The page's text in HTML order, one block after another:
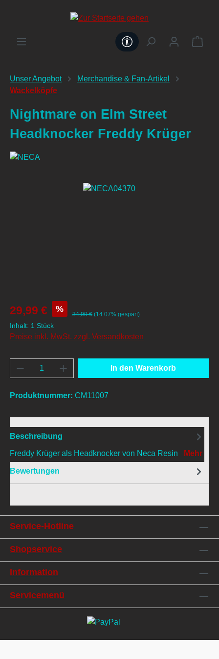
Werkzeugleiste
Unser Angebot
Merchandise & Fan-Artikel
Wackelköpfe
Nightmare on Elm Street
Headknocker Freddy Krüger
Bildergalerie überspringen
29,99 € %
34,90 € (14.07% gespart)
Inhalt: 1 Stück
Preise inkl. MwSt. zzgl. Versandkosten
Produkt Anzahl: Gib den gewünschten
In den Warenkorb
Produktnummer: CM11007
Beschreibung
Freddy Krüger als Headknocker von Neca Resin Mehr
Bewertungen
Service-Hotline
Shopservice
Information
Servicemenü